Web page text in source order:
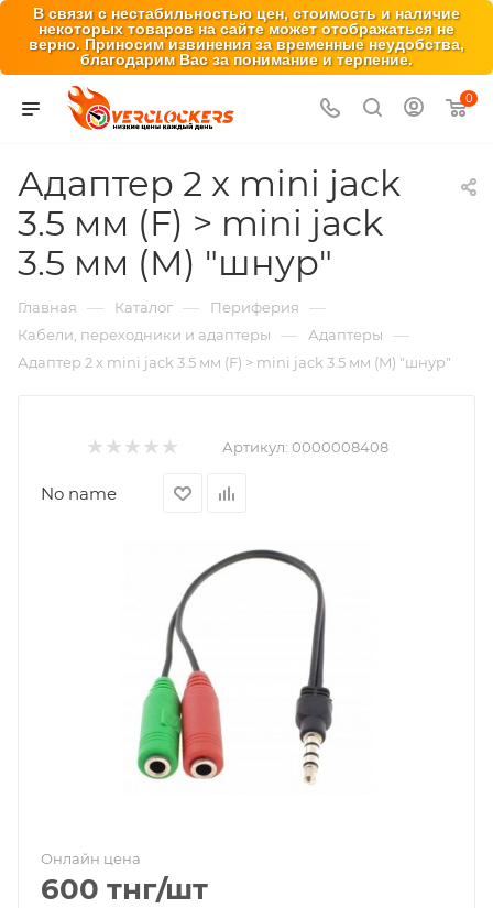
В связи с нестабильностью цен, стоимость и наличие
некоторых товаров на сайте может отображаться не
верно. Приносим извинения за временные неудобства,
благодарим Вас за понимание и терпение.
0
Адаптер 2 x mini jack
3.5 мм (F) > mini jack
3.5 мм (M) "шнур"
Главная — Каталог — Периферия —
Кабели, переходники и адаптеры — Адаптеры —
Адаптер 2 x mini jack 3.5 мм (F) > mini jack 3.5 мм (M) "шнур"
Артикул: 0000008408
No name
Онлайн цена
600 тнг/шт